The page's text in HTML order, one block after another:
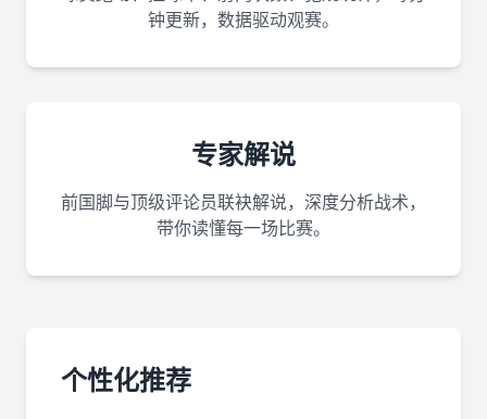
钟更新，数据驱动观赛。
专家解说
前国脚与顶级评论员联袂解说，深度分析战术，
带你读懂每一场比赛。
个性化推荐